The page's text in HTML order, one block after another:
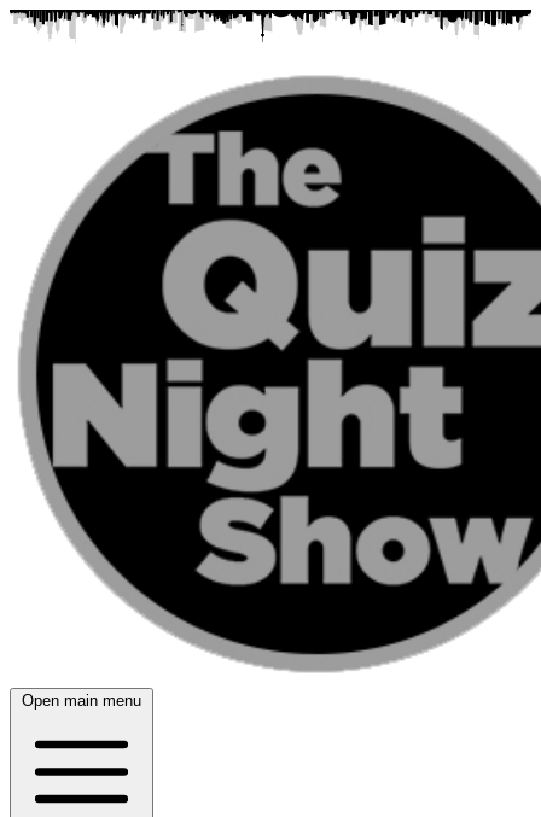
Open main menu